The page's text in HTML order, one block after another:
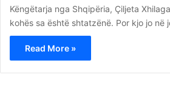
Këngëtarja nga Shqipëria, Çiljeta
kohës sa është shtatzënë. Por kjo jo në
Read More »